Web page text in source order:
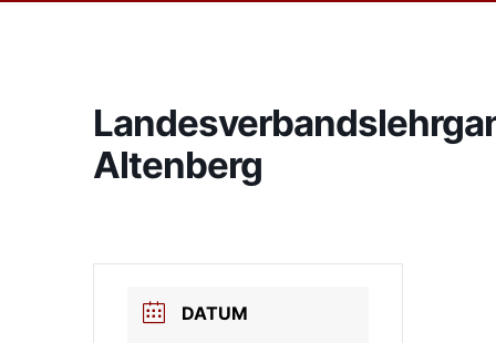
Altenberg
DATUM